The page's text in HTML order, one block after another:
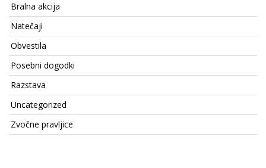
Bralna akcija
Natečaji
Obvestila
Posebni dogodki
Razstava
Uncategorized
Zvočne pravljice